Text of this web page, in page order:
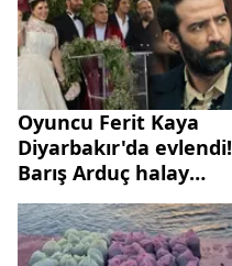
Oyuncu Ferit Kaya
Diyarbakır'da evlendi!
Barış Arduç halay
çekti...